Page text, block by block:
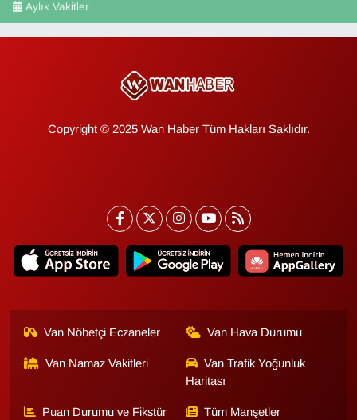
Aylık Vakitler
Copyright © 2025 Wan Haber Tüm Hakları Saklıdır.
Van Nöbetçi Eczaneler Van Hava Durumu
Van Namaz Vakitleri
Van Trafik Yoğunluk
Haritası
Puan Durumu ve Fikstür Tüm Manşetler